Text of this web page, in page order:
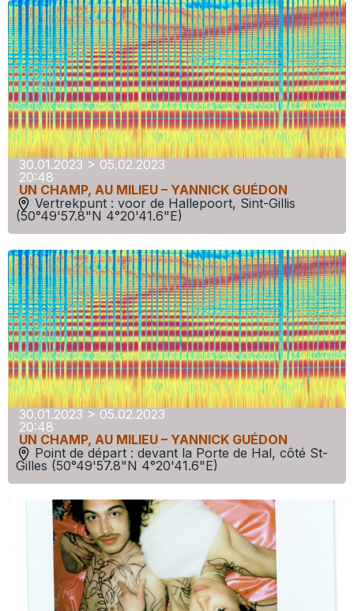
30.01.2023 > 05.02.2023
20:48
UN CHAMP, AU MILIEU – YANNICK GUÉDON
Vertrekpunt : voor de Hallepoort, Sint-Gillis
(50°49'57.8"N 4°20'41.6"E)
30.01.2023 > 05.02.2023
20:48
UN CHAMP, AU MILIEU – YANNICK GUÉDON
Point de départ : devant la Porte de Hal, côté St-
Gilles (50°49'57.8"N 4°20'41.6"E)